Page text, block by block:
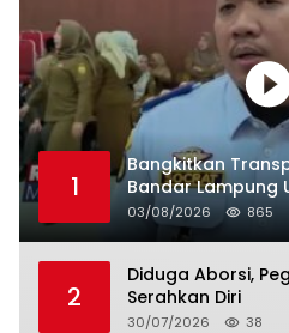
1
Bangkitkan
Bandar Lampung
03/08/2026 865
2
Diduga Aborsi,
Serahkan Diri
30/07/2026 38